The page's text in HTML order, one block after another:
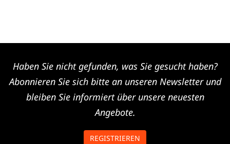
Haben Sie nicht gefunden, was Sie gesucht haben?
Abonnieren Sie sich bitte an unseren Newsletter und
bleiben Sie informiert über unsere neuesten
Angebote.
REGISTRIEREN